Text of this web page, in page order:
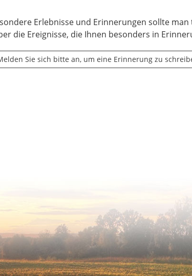
Erlebnisse und Erinnerungen sollte man
die Ereignisse, die Ihnen besonders in
Sie sich bitte an, um eine Erinnerung zu